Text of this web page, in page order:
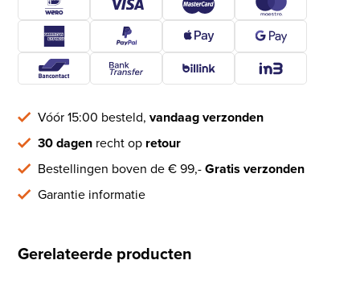
Vóór 15:00 besteld,vandaag verzonden
30 dagen recht op retour
Bestellingen boven de € 99,-Gratis verzonden
Garantie informatie
Gerelateerde producten